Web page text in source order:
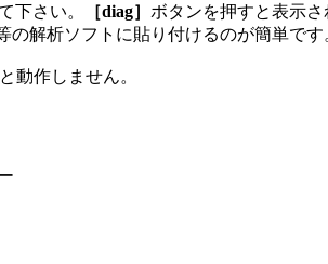
下さい。
［diag］ ボタンを押すと表示
の解析ソフトに貼り付けるのが簡単です
動作しません。